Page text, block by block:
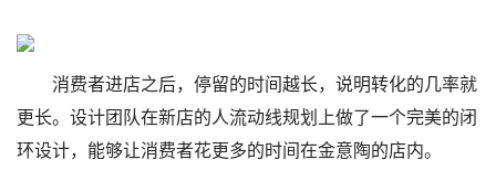
消费者进店之后，停留的时间越长，说明转化的几率就
更长。设计团队在新店的人流动线规划上做了一个完美的闭
环设计，能够让消费者花更多的时间在金意陶的店内。